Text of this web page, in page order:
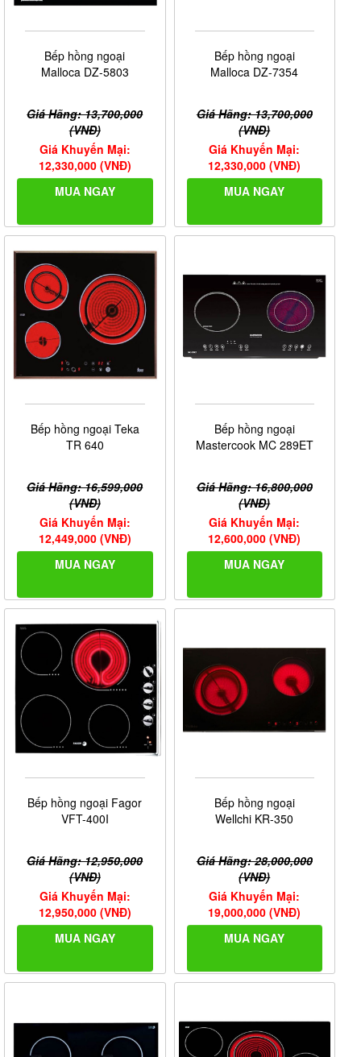
Bếp hồng ngoại
Malloca DZ-5803
Giá Hãng: 13,700,000
(VNĐ)
Giá Khuyến Mại:
12,330,000 (VNĐ)
MUA NGAY
Bếp hồng ngoại
Malloca DZ-7354
Giá Hãng: 13,700,000
(VNĐ)
Giá Khuyến Mại:
12,330,000 (VNĐ)
MUA NGAY
Bếp hồng ngoại Teka
TR 640
Giá Hãng: 16,599,000
(VNĐ)
Giá Khuyến Mại:
12,449,000 (VNĐ)
MUA NGAY
Bếp hồng ngoại
Mastercook MC 289ET
Giá Hãng: 16,800,000
(VNĐ)
Giá Khuyến Mại:
12,600,000 (VNĐ)
MUA NGAY
Bếp hồng ngoại Fagor
VFT-400I
Giá Hãng: 12,950,000
(VNĐ)
Giá Khuyến Mại:
12,950,000 (VNĐ)
MUA NGAY
Bếp hồng ngoại
Wellchi KR-350
Giá Hãng: 28,000,000
(VNĐ)
Giá Khuyến Mại:
19,000,000 (VNĐ)
MUA NGAY